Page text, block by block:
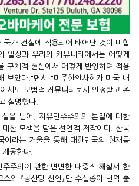
국가 건설에 적용되어 태어난 것이 미합
일상과 우리의 커뮤니티에서는 어떻게
구체적 현실에서 어떻게 반영하여 적용
보았다."면서 "미주한인사회가 미국 내
서도 모범적 커뮤니티로서 인정받고 존
설명했다.
을 넘어, 자유민주주의의 본질에 대한
한 모색을 담은 선언적 저작이다. 한국
이라는 거울을 통해 대한민국의 현재를
공한다.
주주의에 관한 변변한 대중적 해설서 한
의 『공산당 선언』만 수십종이 번역 출